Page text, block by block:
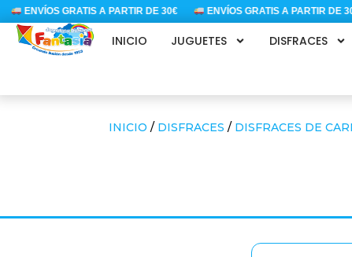
contenido
ENVÍOS GRATIS A PARTIR DE 30€ ENVÍOS GRATIS A PARTIR DE 30€
INICIO JUGUETES DISFRACES
INICIO / DISFRACES / DISFRACES DE